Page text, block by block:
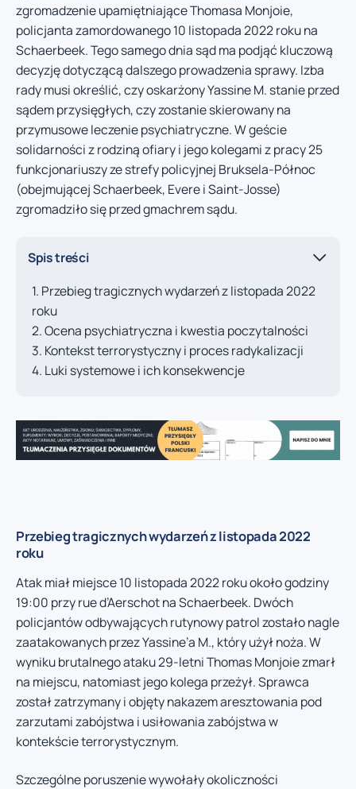
zgromadzenie upamiętniające Thomasa Monjoie,
policjanta zamordowanego 10 listopada 2022 roku na
Schaerbeek. Tego samego dnia sąd ma podjąć kluczową
decyzję dotyczącą dalszego prowadzenia sprawy. Izba
rady musi określić, czy oskarżony Yassine M. stanie przed
sądem przysięgłych, czy zostanie skierowany na
przymusowe leczenie psychiatryczne. W geście
solidarności z rodziną ofiary i jego kolegami z pracy 25
funkcjonariuszy ze strefy policyjnej Bruksela-Północ
(obejmującej Schaerbeek, Evere i Saint-Josse)
zgromadziło się przed gmachrem sądu.
Spis treści
Przebieg tragicznych wydarzeń z listopada 2022
roku
Ocena psychiatryczna i kwestia poczytalności
Kontekst terrorystyczny i proces radykalizacji
Luki systemowe i ich konsekwencje
Przebieg tragicznych wydarzeń z listopada 2022
roku
Atak miał miejsce 10 listopada 2022 roku około godziny
19:00 przy rue d’Aerschot na Schaerbeek. Dwóch
policjantów odbywających rutynowy patrol zostało nagle
zaatakowanych przez Yassine’a M., który użył noża. W
wyniku brutalnego ataku 29-letni Thomas Monjoie zmarł
na miejscu, natomiast jego kolega przeżył. Sprawca
został zatrzymany i objęty nakazem aresztowania pod
zarzutami zabójstwa i usiłowania zabójstwa w
kontekście terrorystycznym.
Szczególne poruszenie wywołały okoliczności